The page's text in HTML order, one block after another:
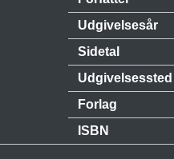
Udgivelsesår
Sidetal
Udgivelsessted
Forlag
ISBN